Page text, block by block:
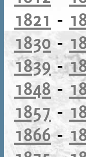
1821 -
1830 -
1839-
1848 -
1857 -
1866-